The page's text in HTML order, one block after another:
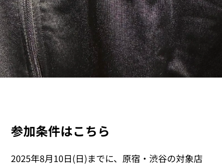
参加条件はこちら
2025年8月10日(日)までに、原宿・渋谷の対象店